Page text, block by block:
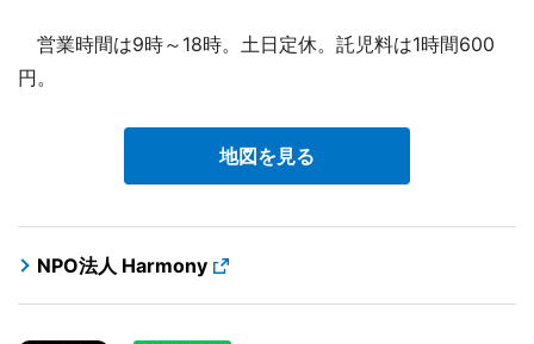
営業時間は9時～18時。土日定休。託児料は1時間600
円。
地図を見る
NPO法人 Harmony